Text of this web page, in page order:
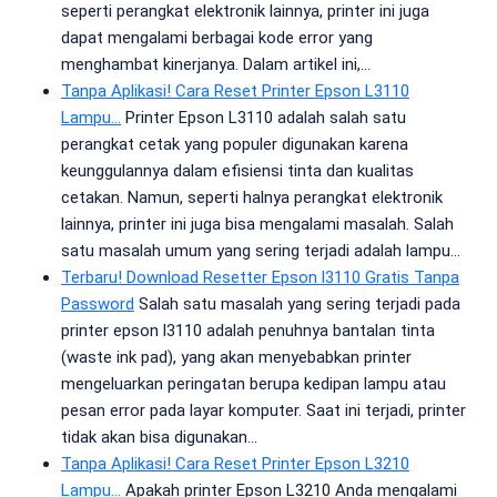
seperti perangkat elektronik lainnya, printer ini juga
dapat mengalami berbagai kode error yang
menghambat kinerjanya. Dalam artikel ini,…
Tanpa Aplikasi! Cara Reset Printer Epson L3110
Lampu… Printer Epson L3110 adalah salah satu
perangkat cetak yang populer digunakan karena
keunggulannya dalam efisiensi tinta dan kualitas
cetakan. Namun, seperti halnya perangkat elektronik
lainnya, printer ini juga bisa mengalami masalah. Salah
satu masalah umum yang sering terjadi adalah lampu…
Terbaru! Download Resetter Epson l3110 Gratis Tanpa
Password Salah satu masalah yang sering terjadi pada
printer epson l3110 adalah penuhnya bantalan tinta
(waste ink pad), yang akan menyebabkan printer
mengeluarkan peringatan berupa kedipan lampu atau
pesan error pada layar komputer. Saat ini terjadi, printer
tidak akan bisa digunakan…
Tanpa Aplikasi! Cara Reset Printer Epson L3210
Lampu… Apakah printer Epson L3210 Anda mengalami